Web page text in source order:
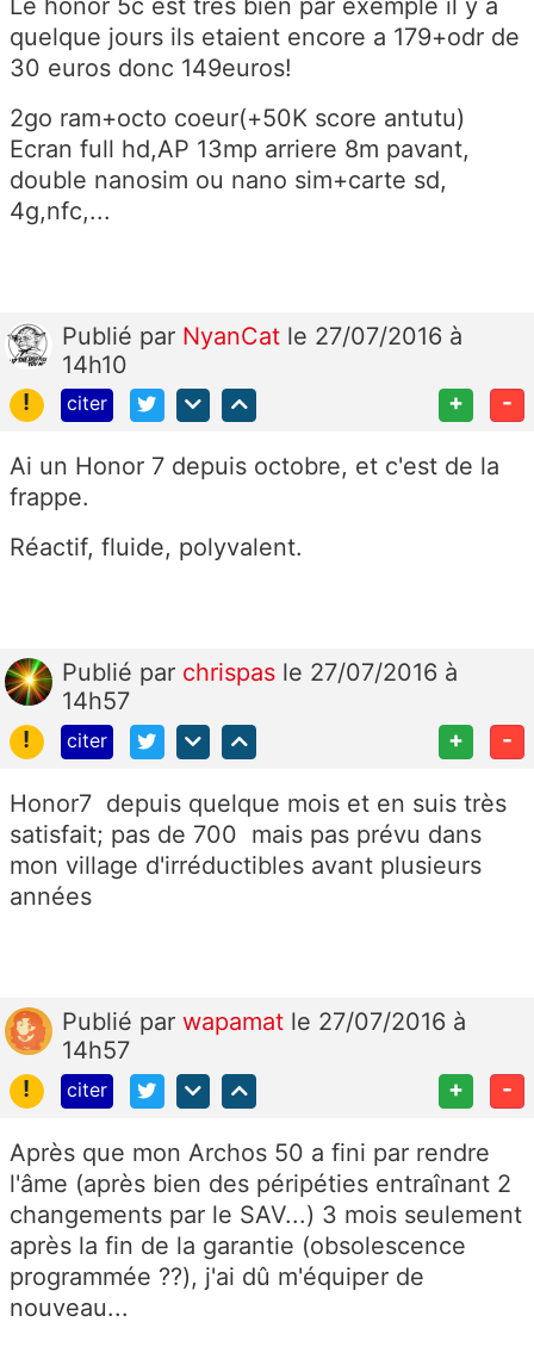
quelque jours ils etaient encore a 179+odr de
30 euros donc 149euros!
2go ram+octo coeur(+50K score antutu)
Ecran full hd,AP 13mp arriere 8m pavant,
double nanosim ou nano sim+carte sd,
4g,nfc,...
Publié par NyanCat le 27/07/2016 à
14h10
!
citer + -
Ai un Honor 7 depuis octobre, et c'est de la
frappe.
Réactif, fluide, polyvalent.
Publié par chrispas le 27/07/2016 à
14h57
!
citer + -
Honor7 depuis quelque mois et en suis très
satisfait; pas de 700 mais pas prévu dans
mon village d'irréductibles avant plusieurs
années
Publié par wapamat le 27/07/2016 à
14h57
!
citer + -
Après que mon Archos 50 a fini par rendre
l'âme (après bien des péripéties entraînant 2
changements par le SAV...) 3 mois seulement
après la fin de la garantie (obsolescence
programmée ??), j'ai dû m'équiper de
nouveau...